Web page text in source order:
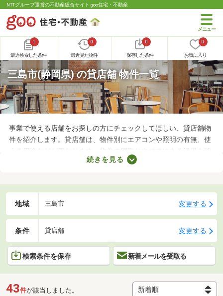
NTTグループ運営の不動産総合サイト goo住宅・不動産
1
最近検索した条件
0
最近見た物件
0
保存した条件
0
お気に入り
三島市(静岡県) の貸店舗 物件一覧
事業で使える店舗をお探しの方にチェックしてほしい、貸店舗物
件を紹介します。貸店舗は、物件別にエアコンや照明の有無、使
える用途などが異なります。物件の間取りやすでにある設備を確
認したうえで、内見を申し込むことがおすすめです。店舗の家賃
しょう。
続きを見る
地域 三島市 変更する
条件 貸店舗 変更する
検索条件を保存 新着メールを受取る
43件が該当しました。